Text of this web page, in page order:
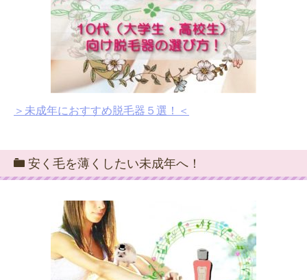
＞未成年におすすめ脱毛器５選！＜
安く毛を薄くしたい未成年へ！